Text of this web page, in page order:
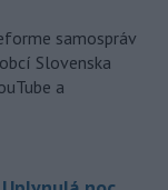
samospráv
Slovenska
a